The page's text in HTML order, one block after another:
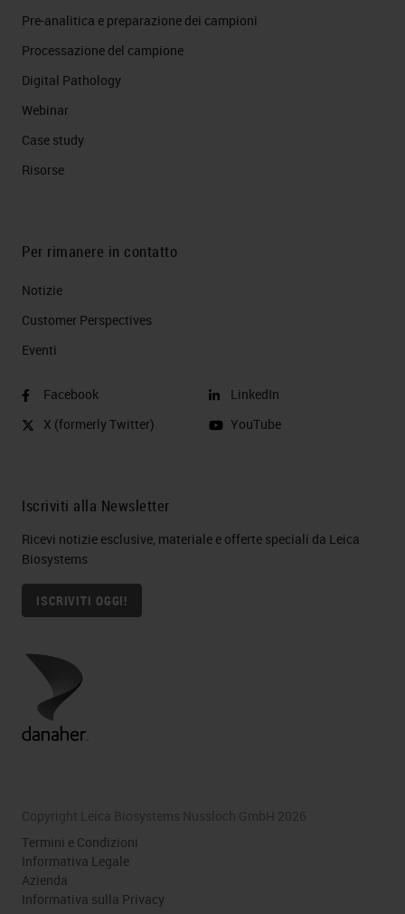
Pre-analitica e preparazione dei campioni
Processazione del campione
Digital Pathology
Webinar
Case study
Risorse
Per rimanere in contatto
Notizie
Customer Perspectives​
Eventi
Facebook
X (formerly Twitter)
LinkedIn
YouTube
Iscriviti alla Newsletter
Ricevi notizie esclusive, materiale e offerte speciali da Leica
Biosystems
ISCRIVITI OGGI!
Copyright Leica Biosystems Nussloch GmbH 2026
Termini e Condizioni
Informativa Legale
Azienda
Informativa sulla Privacy